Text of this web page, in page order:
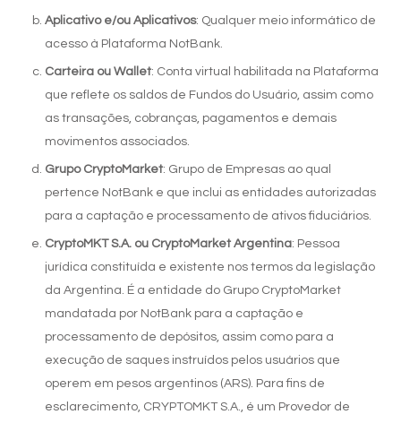
Aplicativo e/ou Aplicativos: Qualquer meio informático de
acesso à Plataforma NotBank.
Carteira ou Wallet: Conta virtual habilitada na Plataforma
que reflete os saldos de Fundos do Usuário, assim como
as transações, cobranças, pagamentos e demais
movimentos associados.
Grupo CryptoMarket: Grupo de Empresas ao qual
pertence NotBank e que inclui as entidades autorizadas
para a captação e processamento de ativos fiduciários.
CryptoMKT S.A. ou CryptoMarket Argentina: Pessoa
jurídica constituída e existente nos termos da legislação
da Argentina. É a entidade do Grupo CryptoMarket
mandatada por NotBank para a captação e
processamento de depósitos, assim como para a
execução de saques instruídos pelos usuários que
operem em pesos argentinos (ARS). Para fins de
esclarecimento, CRYPTOMKT S.A., é um Provedor de